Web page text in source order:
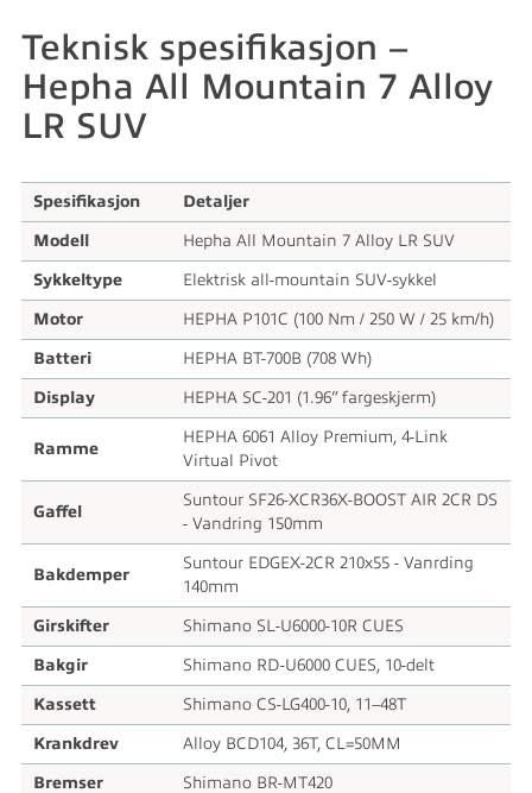
Teknisk spesifikasjon –
Hepha All Mountain 7 Alloy
LR SUV
Spesifikasjon Detaljer
Modell Hepha All Mountain 7 Alloy LR SUV
Sykkeltype Elektrisk all-mountain SUV-sykkel
Motor HEPHA P101C (100 Nm / 250 W / 25 km/h)
Batteri HEPHA BT-700B (708 Wh)
Display HEPHA SC-201 (1.96” fargeskjerm)
Ramme
HEPHA 6061 Alloy Premium, 4-Link
Virtual Pivot
Gaffel
Suntour SF26-XCR36X-BOOST AIR 2CR DS
- Vandring 150mm
Bakdemper
Suntour EDGEX-2CR 210x55 - Vanrding
140mm
Girskifter Shimano SL-U6000-10R CUES
Bakgir Shimano RD-U6000 CUES, 10-delt
Kassett Shimano CS-LG400-10, 11–48T
Krankdrev Alloy BCD104, 36T, CL=50MM
Bremser Shimano BR-MT420